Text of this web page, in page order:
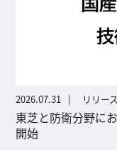
2026.07.31 リリース
東芝と防衛分野に
開始